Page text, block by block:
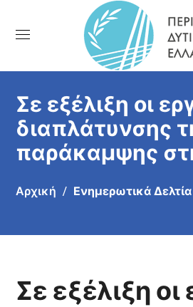
Σε εξέλιξη οι
διαπλάτυνσης
παράκαμψης
Αρχική Ενημερωτικά Δελτία
Σε εξέλιξη οι